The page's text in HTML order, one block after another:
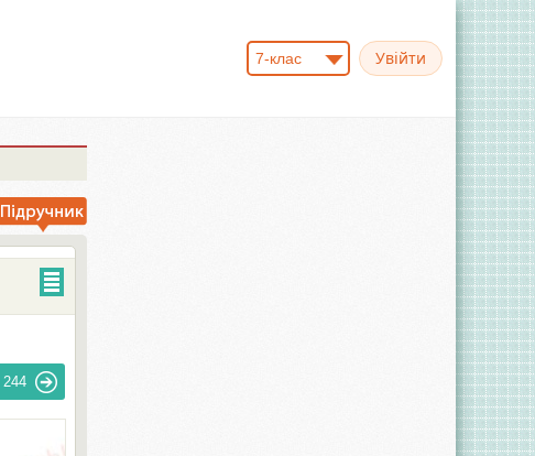
7-клас
244